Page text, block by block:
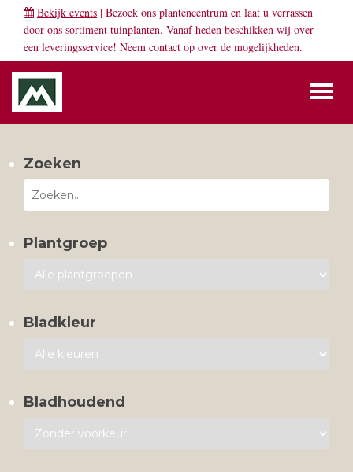
Bekijk events | Bezoek ons plantencentrum en laat u verrassen
door ons sortiment tuinplanten. Vanaf heden beschikken wij over
een leveringsservice! Neem contact op over de mogelijkheden.
Zoeken
Plantgroep
Bladkleur
Bladhoudend